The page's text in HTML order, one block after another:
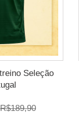
Seleção
R$189,90